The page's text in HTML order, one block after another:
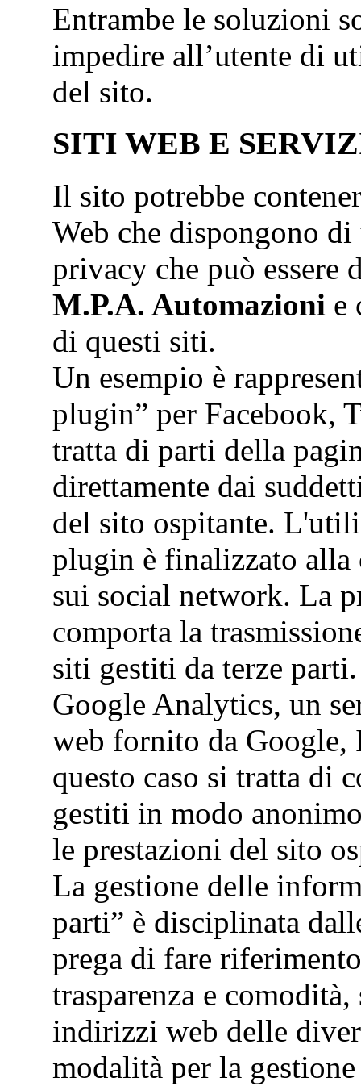
Entrambe le soluzioni
impedire all’utente di
del sito.
SITI WEB E
Il sito potrebbe
Web che dispongono
privacy che può essere
M.P.A. Automazioni e
di questi siti.
Un esempio è
plugin” per Facebook,
tratta di parti della
direttamente dai
del sito ospitante.
plugin è finalizzato
sui social network. La
comporta la
siti gestiti da terze
Google Analytics, un
web fornito da Google,
questo caso si tratta di
gestiti in modo
le prestazioni del sito
La gestione delle
parti” è disciplinata
prega di fare
trasparenza e
indirizzi web delle
modalità per la